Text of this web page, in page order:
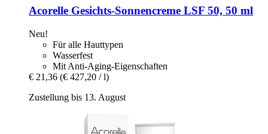
Acorelle Gesichts-​Sonnencreme LSF 50, 50 ml
Neu!
Für alle Hauttypen
Wasserfest
Mit Anti-Aging-Eigenschaften
€ 21,36 (€ 427,20 / l)
Zustellung bis 13. August